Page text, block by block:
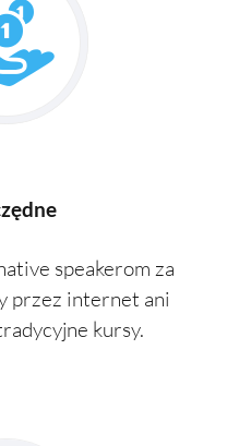
speakerom za
przez internet ani
kursy.